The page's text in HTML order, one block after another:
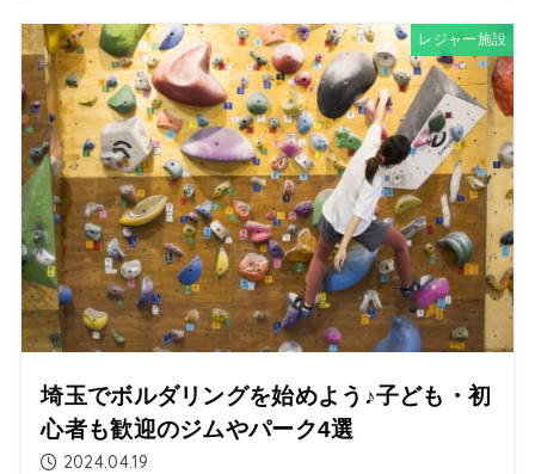
レジャー施設
埼玉でボルダリングを始めよう♪子ども・初
心者も歓迎のジムやパーク4選
2024.04.19